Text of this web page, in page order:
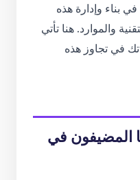
بناء وإدارة هذه
والموارد. هنا تأتي
في تجاوز هذه
المضيفون في